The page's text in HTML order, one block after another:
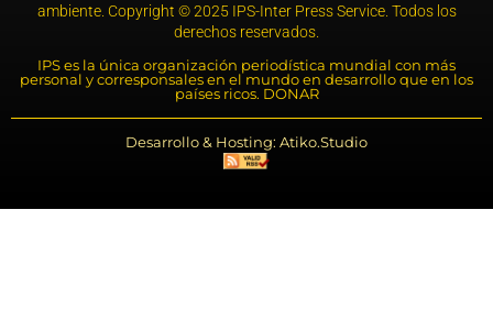
ambiente. Copyright © 2025 IPS-Inter Press Service. Todos los
derechos reservados.
IPS es la única organización periodística mundial con más
personal y corresponsales en el mundo en desarrollo que en los
países ricos. DONAR
Desarrollo & Hosting: Atiko.Studio